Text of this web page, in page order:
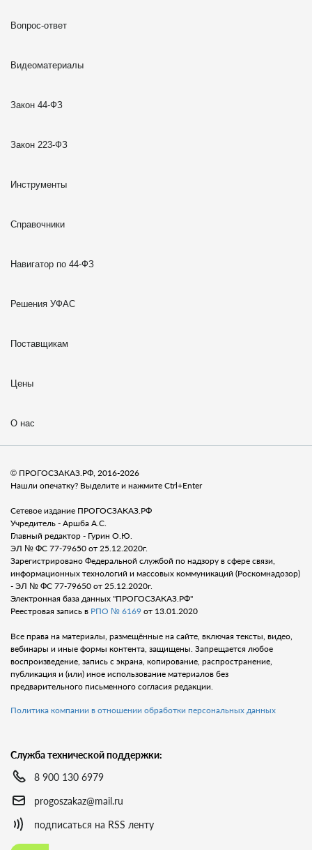
Вопрос-ответ
Видеоматериалы
Закон 44-ФЗ
Закон 223-ФЗ
Инструменты
Справочники
Навигатор по 44-ФЗ
Решения УФАС
Поставщикам
Цены
О нас
© ПРОГОСЗАКАЗ.РФ, 2016-2026
Нашли опечатку? Выделите и нажмите Ctrl+Enter
Сетевое издание ПРОГОСЗАКАЗ.РФ
Учредитель - Аршба А.С.
Главный редактор - Гурин О.Ю.
ЭЛ № ФС 77-79650 от 25.12.2020г.
Зарегистрировано Федеральной службой по надзору в сфере связи,
информационных технологий и массовых коммуникаций (Роскомнадозор)
- ЭЛ № ФС 77-79650 от 25.12.2020г.
Электронная база данных "ПРОГОСЗАКАЗ.РФ"
Реестровая запись в РПО № 6169 от 13.01.2020
Все права на материалы, размещённые на сайте, включая тексты, видео,
вебинары и иные формы контента, защищены. Запрещается любое
воспроизведение, запись с экрана, копирование, распространение,
публикация и (или) иное использование материалов без
предварительного письменного согласия редакции.
Политика компании в отношении обработки персональных данных
Служба технической поддержки:
8 900 130 6979
progoszakaz@mail.ru
подписаться на RSS ленту